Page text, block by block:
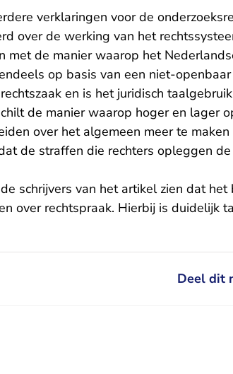
verklaringen voor de
over de werking van het
met de manier waarop het
op basis van een niet-
en is het juridisch
de manier waarop hoger en lager
over het algemeen meer te
de straffen die rechters opleggen
schrijvers van het artikel zien dat
over rechtspraak. Hierbij is duidelijk
Deel dit